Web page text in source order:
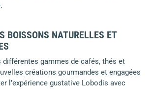
BOISSONS NATURELLES ET
différentes gammes de cafés, thés et
créations gourmandes et engagées
l’expérience gustative Lobodis avec